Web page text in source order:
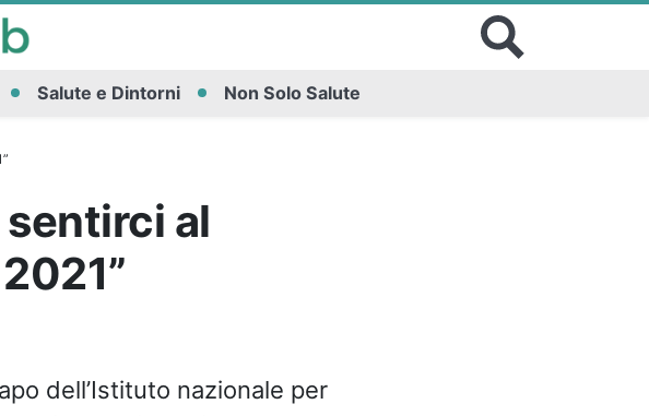
Salute e Dintorni Non Solo Salute
sentirci al
dell’Istituto nazionale per